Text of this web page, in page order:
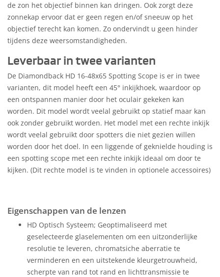
de zon het objectief binnen kan dringen. Ook zorgt deze
zonnekap ervoor dat er geen regen en/of sneeuw op het
objectief terecht kan komen. Zo ondervindt u geen hinder
tijdens deze weersomstandigheden.
Leverbaar in twee varianten
De Diamondback HD 16-48x65 Spotting Scope is er in twee
varianten, dit model heeft een 45° inkijkhoek, waardoor op
een ontspannen manier door het oculair gekeken kan
worden. Dit model wordt veelal gebruikt op statief maar kan
ook zonder gebruikt worden. Het model met een rechte inkijk
wordt veelal gebruikt door spotters die niet gezien willen
worden door het doel. In een liggende of geknielde houding is
een spotting scope met een rechte inkijk ideaal om door te
kijken. (Dit rechte model is te vinden in optionele accessoires)
Eigenschappen van de lenzen
HD Optisch Systeem; Geoptimaliseerd met
geselecteerde glaselementen om een uitzonderlijke
resolutie te leveren, chromatsiche aberratie te
verminderen en een uitstekende kleurgetrouwheid,
scherpte van rand tot rand en lichttransmissie te